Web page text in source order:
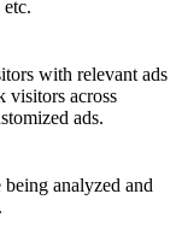
with relevant ads
visitors across
ads.
analyzed and